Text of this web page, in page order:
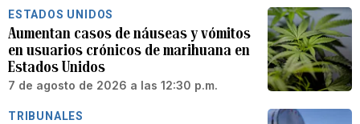
ESTADOS UNIDOS
Aumentan casos de náuseas y vómitos
en usuarios crónicos de marihuana en
Estados Unidos
7 de agosto de 2026 a las 12:30 p.m.
TRIBUNALES